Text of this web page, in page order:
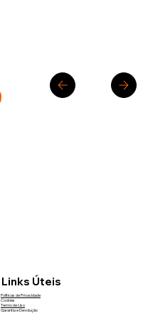
Links Úteis
Políticas de Privacidade
Cookies
Termo de Uso
Garantia e Devolução